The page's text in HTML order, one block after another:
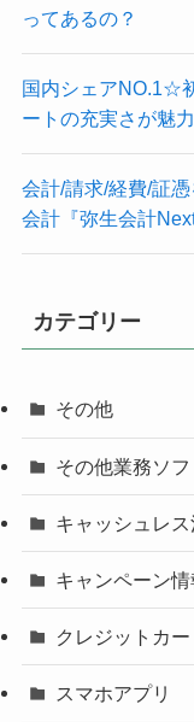
ってあるの？
国内シェアNO.1☆
ートの充実さが魅
会計/請求/経費/証
会計『弥生会計Next
カテゴリー
その他
その他業務ソフ
キャッシュレ
キャンペーン情
クレジットカー
スマホアプリ